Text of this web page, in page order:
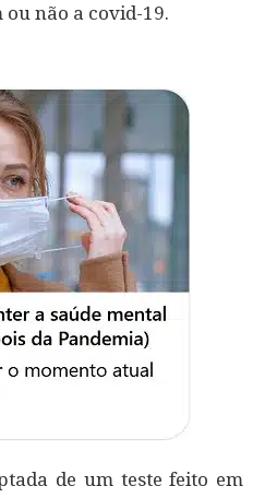
não a covid-19.
de um teste feito em